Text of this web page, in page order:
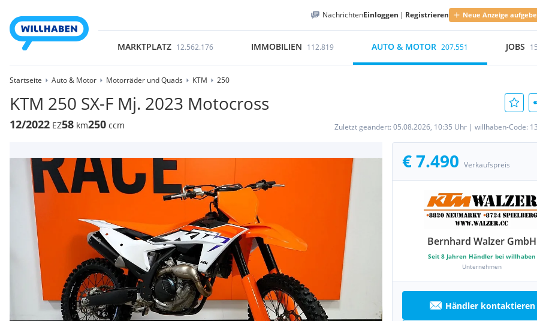
NachrichtenEinloggen | Registrieren Neue Anzeige
MARKTPLATZ 12.562.176 IMMOBILIEN 112.819 AUTO & MOTOR 207.551 JOBS
Startseite Auto & Motor Motorräder und Quads KTM 250
KTM 250 SX-F Mj. 2023 Motocross
12/2022 EZ58 km250 ccm Zuletzt geändert: 05.08.2026, 10:35 Uhr | willhaben-Code:
€ 7.490 Verkaufspreis
Bernhard Walzer GmbH
Seit 8 Jahren Händler bei willhaben
Unternehmen
Händler kontaktieren